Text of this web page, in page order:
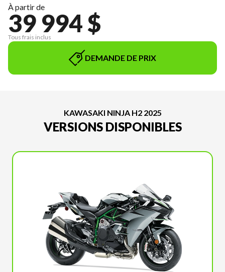
À partir de
39 994 $
Tous frais inclus
DEMANDE DE PRIX
KAWASAKI NINJA H2 2025
VERSIONS DISPONIBLES